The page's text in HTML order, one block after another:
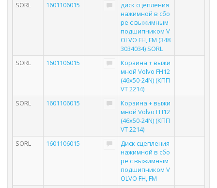
SORL
1601106015
диск сцепления
нажимной в сбо
ре с выжимным
подшипником V
OLVO FH, FM (348
3034034) SORL
SORL
1601106015
Корзина + выжи
мной Volvo FH12
(46x50-24N) (КПП
VT 2214)
SORL
1601106015
Корзина + выжи
мной Volvo FH12
(46x50-24N) (КПП
VT 2214)
SORL
1601106015
Диск сцепления
нажимной в сбо
ре с выжимным
подшипником V
OLVO FH, FM